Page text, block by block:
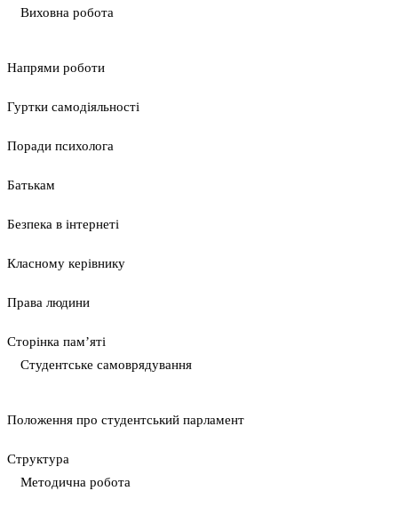
Виховна робота
Напрями роботи
Гуртки самодіяльності
Поради психолога
Батькам
Безпека в інтернеті
Класному керівнику
Права людини
Сторінка пам’яті
Студентське самоврядування
Положення про студентський парламент
Cтруктура
Методична робота